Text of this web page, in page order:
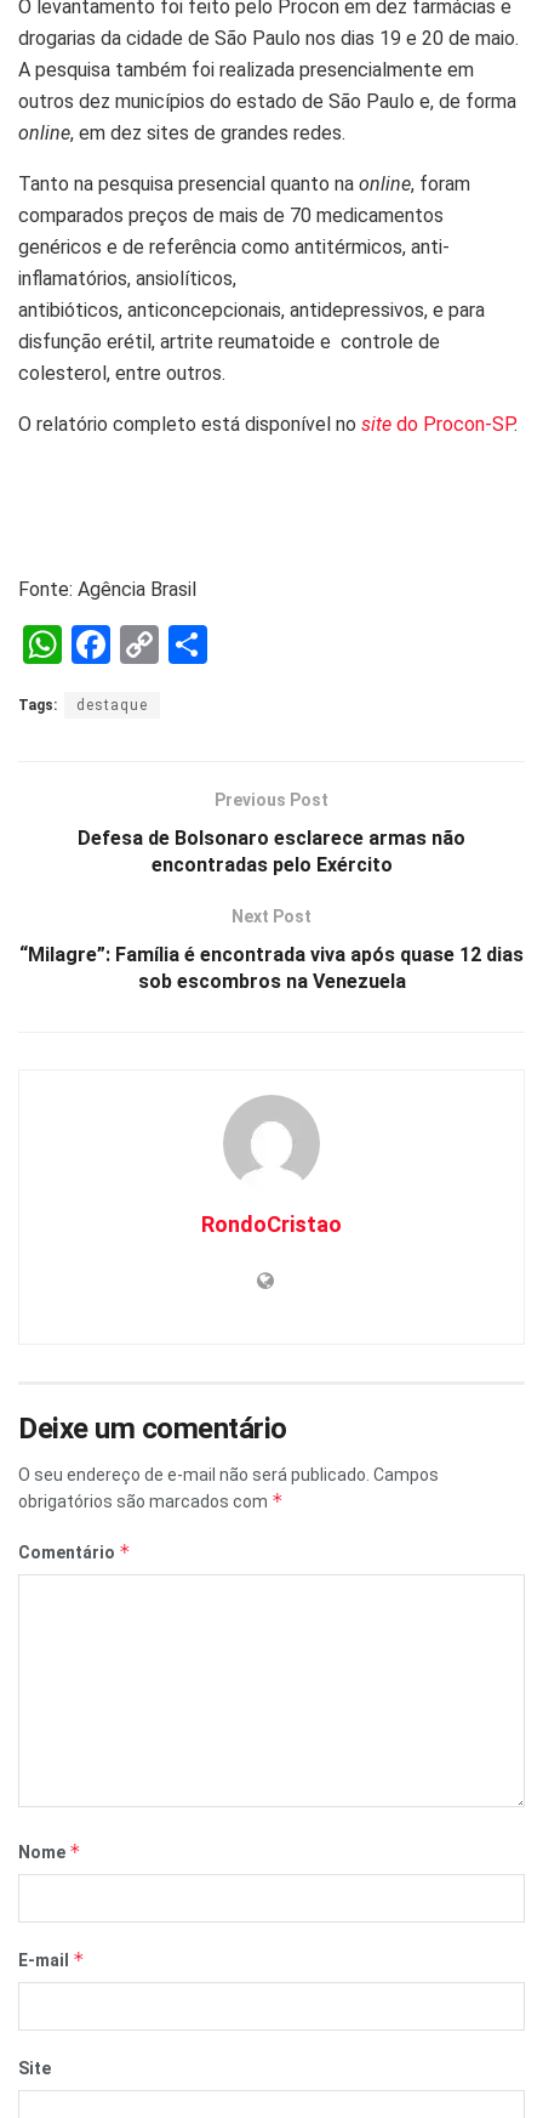
O levantamento foi feito pelo Procon em dez farmácias e
drogarias da cidade de São Paulo nos dias 19 e 20 de maio.
A pesquisa também foi realizada presencialmente em
outros dez municípios do estado de São Paulo e, de forma
online, em dez sites de grandes redes.
Tanto na pesquisa presencial quanto na online, foram
comparados preços de mais de 70 medicamentos
genéricos e de referência como antitérmicos, anti-
inflamatórios, ansiolíticos,
antibióticos, anticoncepcionais, antidepressivos, e para
disfunção erétil, artrite reumatoide e controle de
colesterol, entre outros.
O relatório completo está disponível no site do Procon-SP.
Fonte: Agência Brasil
W
at
p
F
ce
o
C
k
Tags: destaque
Previous Post
Defesa de Bolsonaro esclarece armas não
encontradas pelo Exército
Next Post
“Milagre”: Família é encontrada viva após quase 12 dias
sob escombros na Venezuela
RondoCristao
Deixe um comentário
O seu endereço de e-mail não será publicado. Campos
obrigatórios são marcados com *
Comentário *
Nome *
E-mail *
Site